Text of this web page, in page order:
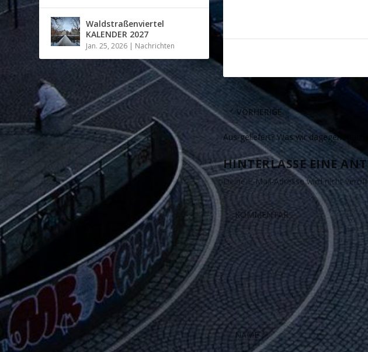
VORHERIGE
Aus-geliefert? Was wir dagegen
HINTERLASSE EINE
Deine E-Mail-Adresse wird nicht
Waldstraßenviertel
KALENDER 2027
Jan. 25, 2026 | Nachrichten